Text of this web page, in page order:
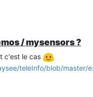
/ mysensors ?
c'est le cas
teleInfo/blob/master/